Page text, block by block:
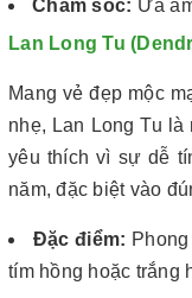
Chăm sóc: Ưa
Lan Long Tu
Mang vẻ đẹp mộc
nhẹ, Lan Long Tu
yêu thích vì sự dễ
năm, đặc biệt vào
Đặc điểm:
tím hồng hoặc trắng